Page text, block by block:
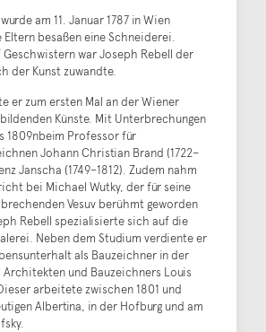
am 11. Januar 1787 in Wien
Eltern besaßen eine Schneiderei.
war Joseph Rebell der
der Kunst zuwandte.
er zum ersten Mal an der Wiener
Künste. Mit Unterbrechungen
1809nbeim Professor für
Johann Christian Brand (1722–
Janscha (1749–1812). Zudem nahm
bei Michael Wutky, der für seine
Vesuv berühmt geworden
Rebell spezialisierte sich auf die
Neben dem Studium verdiente er
als Bauzeichner in der
Architekten und Bauzeichners Louis
arbeitete zwischen 1801 und
Albertina, in der Hofburg und am